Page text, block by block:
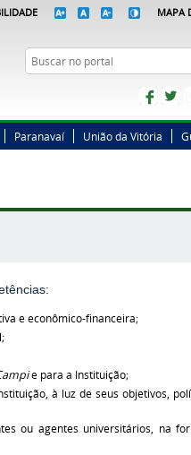
MAPA
Busca
Paranavaí União da Vitória
e econômico-financeira;
e para a Instituição;
à luz de seus objetivos,
ou agentes universitários, na